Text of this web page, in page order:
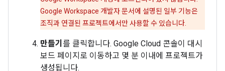
Google Workspace 개발자 문서에 설명된 일부 기능은
조직과 연결된 프로젝트에서만 사용할 수 있습니다.
만들기 를 클릭합니다. Google Cloud 콘솔이 대시
보드 페이지로 이동하고 몇 분 이내에 프로젝트가
생성됩니다.